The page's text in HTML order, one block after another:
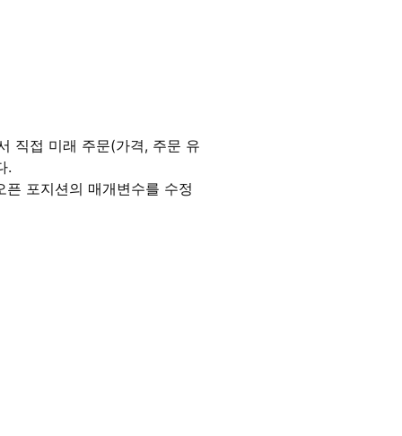
직접 미래 주문(가격, 주문 유
.
포지션의 매개변수를 수정